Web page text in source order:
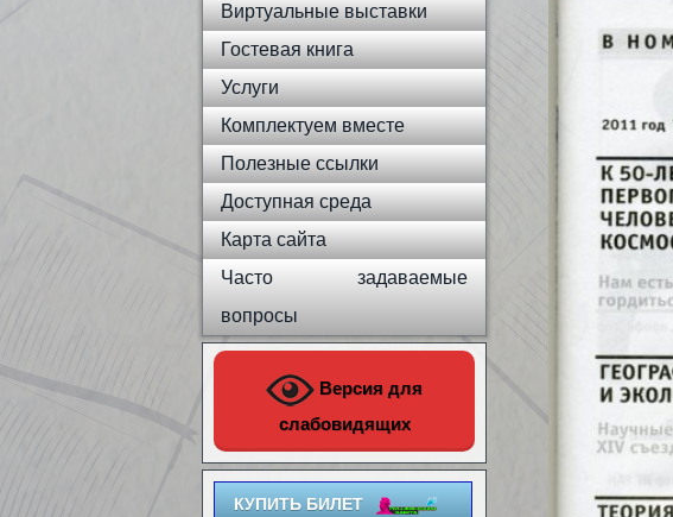
Виртуальные выставки
Гостевая книга
Услуги
Комплектуем вместе
Полезные ссылки
Доступная среда
Карта сайта
Часто задаваемые
вопросы
Версия для
слабовидящих
КУПИТЬ БИЛЕТ